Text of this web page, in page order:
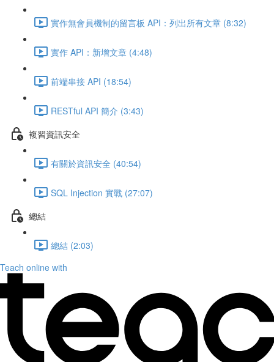
實作無會員機制的留言板 API：列出所有文章 (8:32)
實作 API：新增文章 (4:48)
前端串接 API (18:54)
RESTful API 簡介 (3:43)
複習資訊安全
有關於資訊安全 (40:54)
SQL Injection 實戰 (27:07)
總結
總結 (2:03)
Teach online with